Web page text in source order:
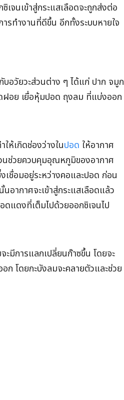
เจนเข้าสู่กระแสเลือดจะถูกส่งต่อ
รทำงานที่ดีขึ้น อีกทั้งระบบหายใจ
บอวัยวะส่วนต่าง ๆ ได้แก่ ปาก จมูก
อย เยื่อหุ้มปอด ถุงลม ที่แบ่งออก
ห้เกิดช่องว่างในปอด ให้อากาศ
นช่วยควบคุมอุณหภูมิของอากาศ
ชื่อมอยู่ระหว่างคอและปอด ก่อน
อากาศจะเข้าสู่กระแสเลือดแล้ว
ดแดงที่เต็มไปด้วยออกซิเจนไป
มีการแลกเปลี่ยนก๊าซขึ้น โดยจะ
ก โดยกะบังลมจะคลายตัวและช่วย